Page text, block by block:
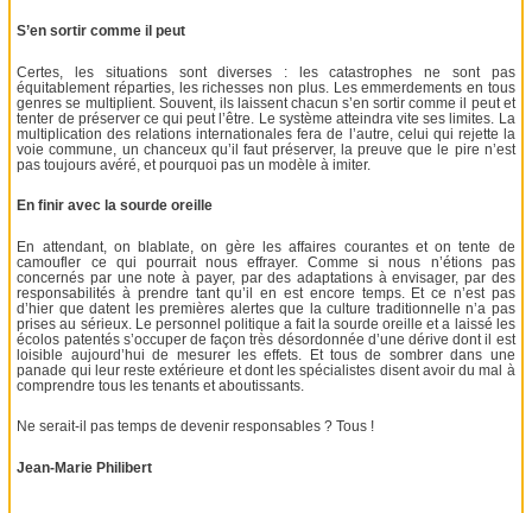
S’en sortir comme il peut
Certes, les situations sont diverses : les catastrophes ne sont pas
équitablement réparties, les richesses non plus. Les emmerdements en tous
genres se multiplient. Souvent, ils laissent chacun s’en sortir comme il peut et
tenter de préserver ce qui peut l’être. Le système atteindra vite ses limites. La
multiplication des relations internationales fera de l’autre, celui qui rejette la
voie commune, un chanceux qu’il faut préserver, la preuve que le pire n’est
pas toujours avéré, et pourquoi pas un modèle à imiter.
En finir avec la sourde oreille
En attendant, on blablate, on gère les affaires courantes et on tente de
camoufler ce qui pourrait nous effrayer. Comme si nous n’étions pas
concernés par une note à payer, par des adaptations à envisager, par des
responsabilités à prendre tant qu’il en est encore temps. Et ce n’est pas
d’hier que datent les premières alertes que la culture traditionnelle n’a pas
prises au sérieux. Le personnel politique a fait la sourde oreille et a laissé les
écolos patentés s’occuper de façon très désordonnée d’une dérive dont il est
loisible aujourd’hui de mesurer les effets. Et tous de sombrer dans une
panade qui leur reste extérieure et dont les spécialistes disent avoir du mal à
comprendre tous les tenants et aboutissants.
Ne serait-il pas temps de devenir responsables ? Tous !
Jean-Marie Philibert